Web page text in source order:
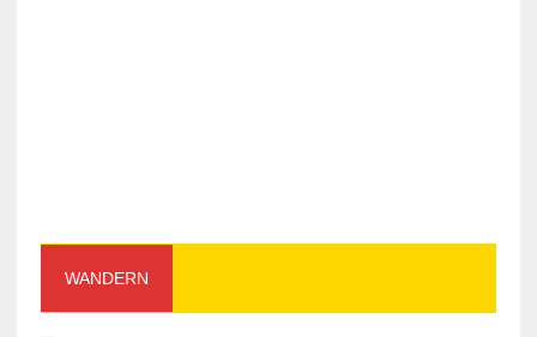
WANDERN